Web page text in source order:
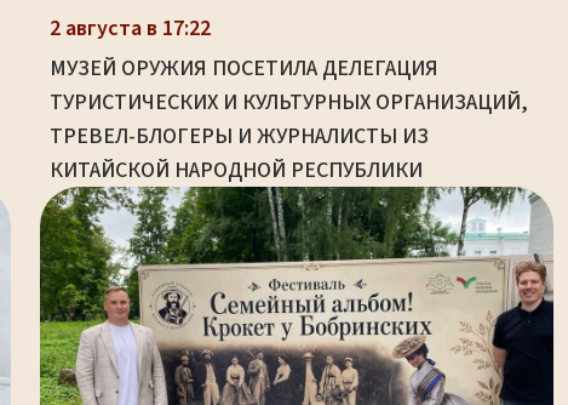
2 августа в 17:22
МУЗЕЙ ОРУЖИЯ ПОСЕТИЛА ДЕЛЕГАЦИЯ
ТУРИСТИЧЕСКИХ И КУЛЬТУРНЫХ ОРГАНИЗАЦИЙ,
ТРЕВЕЛ-БЛОГЕРЫ И ЖУРНАЛИСТЫ ИЗ
КИТАЙСКОЙ НАРОДНОЙ РЕСПУБЛИКИ